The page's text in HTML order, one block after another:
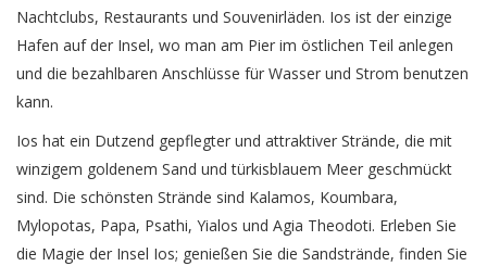
Nachtclubs, Restaurants und Souvenirläden. Ios ist der einzige
Hafen auf der Insel, wo man am Pier im östlichen Teil anlegen
und die bezahlbaren Anschlüsse für Wasser und Strom benutzen
kann.
Ios hat ein Dutzend gepflegter und attraktiver Strände, die mit
winzigem goldenem Sand und türkisblauem Meer geschmückt
sind. Die schönsten Strände sind Kalamos, Koumbara,
Mylopotas, Papa, Psathi, Yialos und Agia Theodoti. Erleben Sie
die Magie der Insel Ios; genießen Sie die Sandstrände, finden Sie